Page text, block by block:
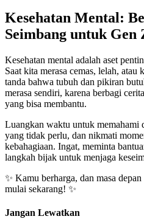
Kesehatan Mental:
Seimbang untuk Gen
Kesehatan mental adalah aset
Saat kita merasa cemas, lelah, atau
tanda bahwa tubuh dan pikiran
merasa sendiri, karena berbagi
yang bisa membantu.
Luangkan waktu untuk memahami
yang tidak perlu, dan nikmati
kebahagiaan. Ingat, meminta
langkah bijak untuk menjaga
✨ Kamu berharga, dan masa
mulai sekarang! ✨
Jangan Lewatkan